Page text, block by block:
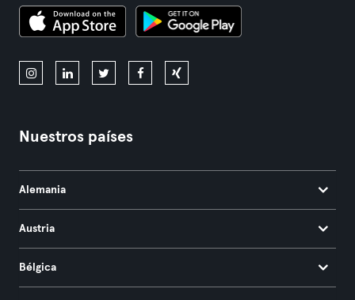
Nuestros países
Alemania
Austria
Bélgica